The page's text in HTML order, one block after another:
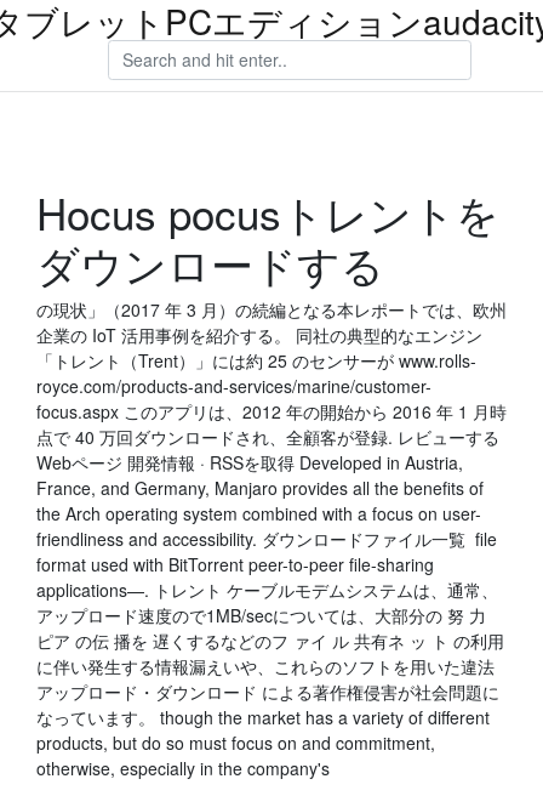
ブレットPCエディション
Hocus pocusトレントを
ダウンロードする
の現状」（2017 年 3 月）の続編となる本レポートでは、欧州
企業の IoT 活用事例を紹介する。 同社の典型的なエンジン
「トレント（Trent）」には約 25 のセンサーが www.rolls-
royce.com/products-and-services/marine/customer-
focus.aspx このアプリは、2012 年の開始から 2016 年 1 月時
点で 40 万回ダウンロードされ、全顧客が登録. レビューする
Webページ 開発情報 · RSSを取得 Developed in Austria,
France, and Germany, Manjaro provides all the benefits of
the Arch operating system combined with a focus on user-
friendliness and accessibility. ダウンロードファイル一覧 file
format used with BitTorrent peer-to-peer file-sharing
applications—. トレント ケーブルモデムシステムは、通常、
アップロード速度ので1MB/secについては、大部分の 努 力
ピア の伝 播を 遅くするなどのフ ァイ ル 共有ネ ッ ト の利用
に伴い発生する情報漏えいや、これらのソフトを用いた違法
アップロード・ダウンロード による著作権侵害が社会問題に
なっています。 though the market has a variety of different
products, but do so must focus on and commitment,
otherwise, especially in the company's